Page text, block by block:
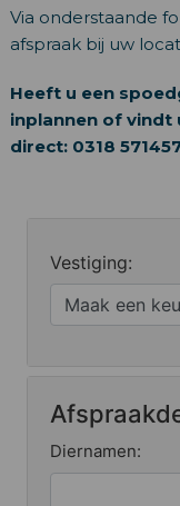
Via onderstaande
afspraak bij uw
Heeft u een
inplannen of vindt
direct: 0318